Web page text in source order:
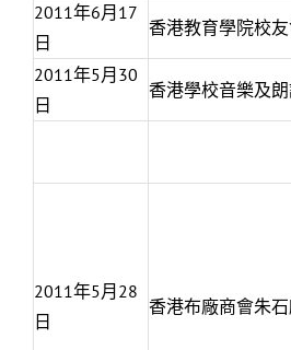
2011年6月17
日
香港教育學院校
2011年5月30
日
香港學校音樂及
2011年5月28
日
香港布廠商會朱